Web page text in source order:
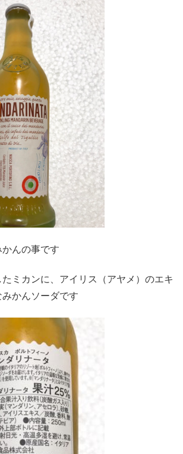
んの事です
ミカンに、アイリス（アヤメ）のエキ
かんソーダです